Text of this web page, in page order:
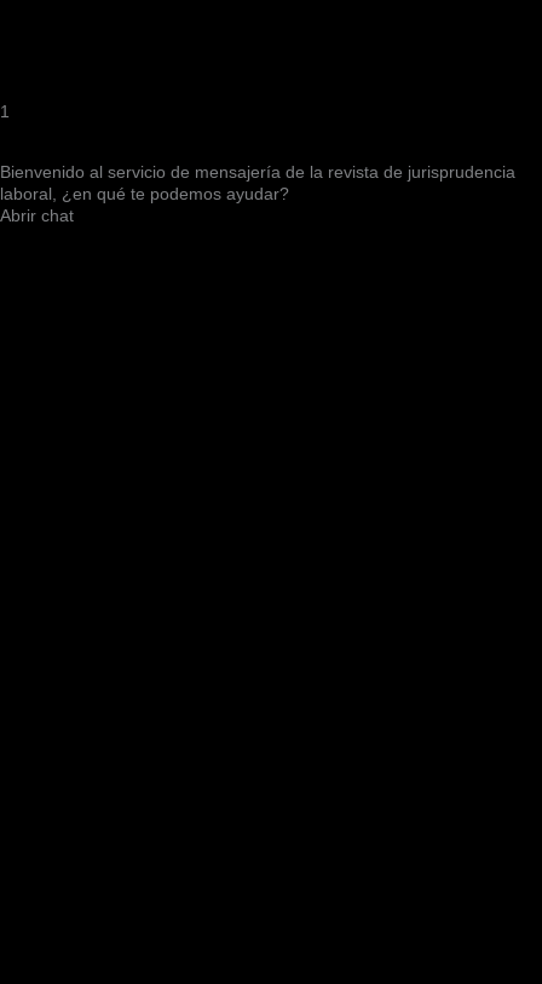
1
Bienvenido al servicio de mensajería de la revista de jurisprudencia
laboral, ¿en qué te podemos ayudar?
Abrir chat